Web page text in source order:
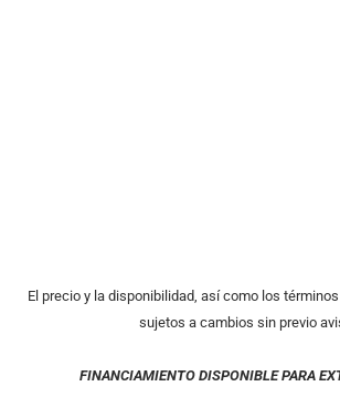
El precio y la disponibilidad, así como los
sujetos a cambios sin previo
FINANCIAMIENTO DISPONIBLE PARA